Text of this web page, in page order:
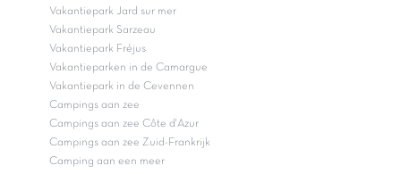
Vakantiepark Jard sur mer
Vakantiepark Sarzeau
Vakantiepark Fréjus
Vakantieparken in de Camargue
Vakantiepark in de Cevennen
Campings aan zee
Campings aan zee Côte d'Azur
Campings aan zee Zuid-Frankrijk
Camping aan een meer